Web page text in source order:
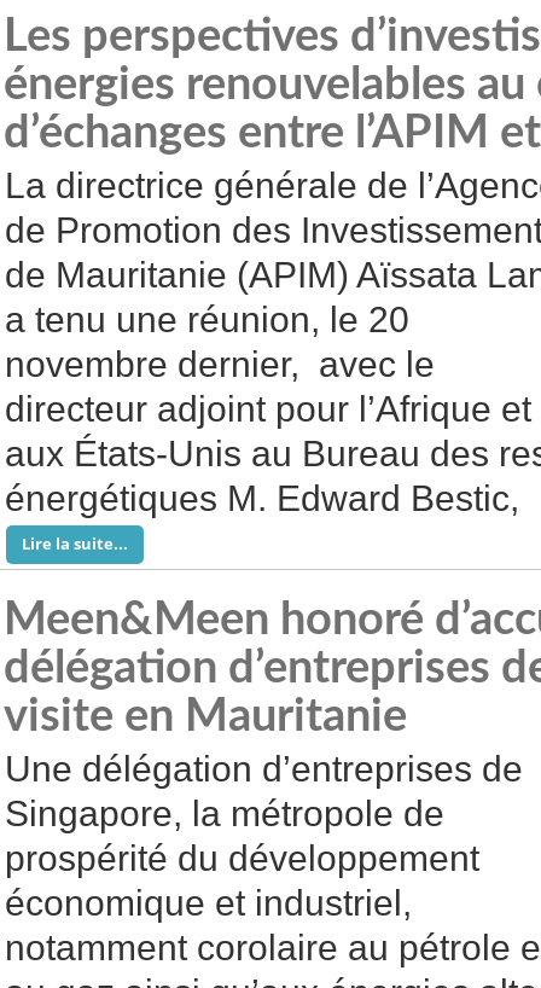
Les perspectives
énergies renouvelables au
d’échanges entre l’APIM
La directrice générale de
de Promotion des
de Mauritanie (APIM) Aïssata
a tenu une réunion, le 20
novembre dernier, avec le
directeur adjoint pour l’Afrique
aux États-Unis au Bureau des
énergétiques M. Edward Bestic,
Lire la suite...
Meen&Meen honoré
délégation d’entreprises
visite en Mauritanie
Une délégation d’entreprises de
Singapore, la métropole de
prospérité du développement
économique et industriel,
notamment corolaire au pétrole